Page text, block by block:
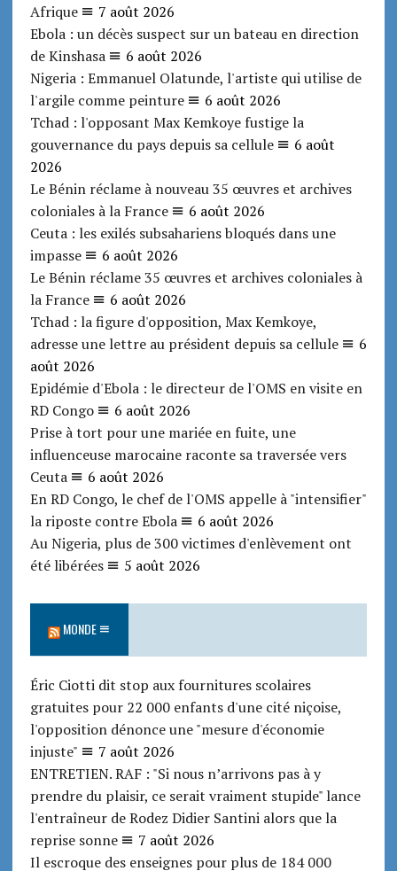
Afrique
7 août 2026
Ebola : un décès suspect sur un bateau en direction
de Kinshasa
6 août 2026
Nigeria : Emmanuel Olatunde, l'artiste qui utilise de
l'argile comme peinture
6 août 2026
Tchad : l'opposant Max Kemkoye fustige la
gouvernance du pays depuis sa cellule
6 août
2026
Le Bénin réclame à nouveau 35 œuvres et archives
coloniales à la France
6 août 2026
Ceuta : les exilés subsahariens bloqués dans une
impasse
6 août 2026
Le Bénin réclame 35 œuvres et archives coloniales à
la France
6 août 2026
Tchad : la figure d'opposition, Max Kemkoye,
adresse une lettre au président depuis sa cellule
6
août 2026
Epidémie d'Ebola : le directeur de l'OMS en visite en
RD Congo
6 août 2026
Prise à tort pour une mariée en fuite, une
influenceuse marocaine raconte sa traversée vers
Ceuta
6 août 2026
En RD Congo, le chef de l'OMS appelle à "intensifier"
la riposte contre Ebola
6 août 2026
Au Nigeria, plus de 300 victimes d'enlèvement ont
été libérées
5 août 2026
MONDE
Éric Ciotti dit stop aux fournitures scolaires
gratuites pour 22 000 enfants d'une cité niçoise,
l'opposition dénonce une "mesure d'économie
injuste"
7 août 2026
ENTRETIEN. RAF : "Si nous n’arrivons pas à y
prendre du plaisir, ce serait vraiment stupide" lance
l'entraîneur de Rodez Didier Santini alors que la
reprise sonne
7 août 2026
Il escroque des enseignes pour plus de 184 000